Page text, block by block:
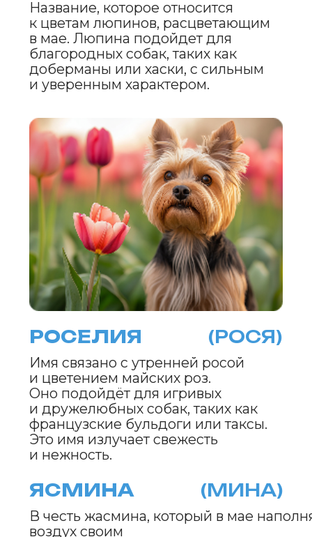
ТРАВЕЛИНА (ЛИНА)
Напоминает о зелени лугов,
которые покрываются сочной
травой в мае. Это имя подходит
для веселых и активных собак,
таких как джек-рассел-терьеры
СОЛАНЖ (СОЛА)
Означает «солнце», что идеально отражает
солнечные и теплые
майские дни. Оно подходит для
радостных и ласковых собак, таких
как самоеды или лабрадоры,
которые всегда готовы приносить
свет и тепло в дом.
БЕРТА (БЕРА)
Имя, ассоциирующееся с первым
теплом мая, дарующим уют
и комфорт. Это имя подойдет для
готовых окружить хозяев
теплотой и любовью.
ЛУГАРИЯ (ЛУГА)